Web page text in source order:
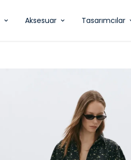
Aksesuar Tasarımcılar